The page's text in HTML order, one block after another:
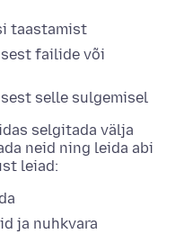
taastamist
failide või
selle sulgemisel
selgitada välja
neid ning leida abi
leiad:
ja nuhkvara